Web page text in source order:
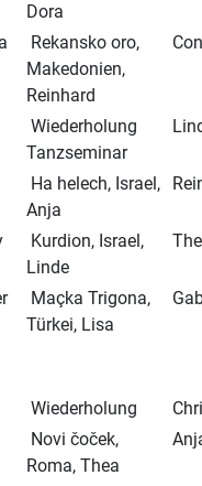
Dora
Rekansko oro,
Makedonien,
Reinhard
Wiederholung
Tanzseminar
Ha helech, Israel,
Anja
Kurdion, Israel,
Linde
Maçka Trigona,
Türkei, Lisa
Wiederholung
Novi čoček,
Roma, Thea